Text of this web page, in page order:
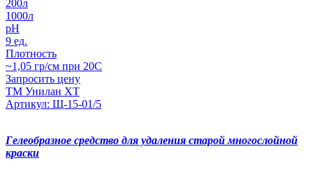
200л
1000л
pH
9 ед.
Плотность
~1,05 гр/см при 20С
Запросить цену
ТМ Унилан ХТ
Артикул: Щ-15-01/5
Гелеобразное средство для удаления старой многослойной
краски